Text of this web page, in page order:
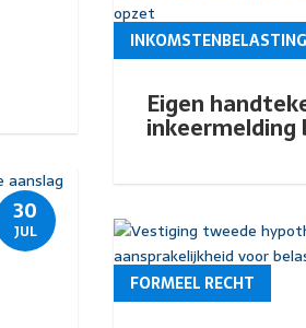
30
JUL
Eigen
INKOMSTENBELASTING
FORMEEL RECHT